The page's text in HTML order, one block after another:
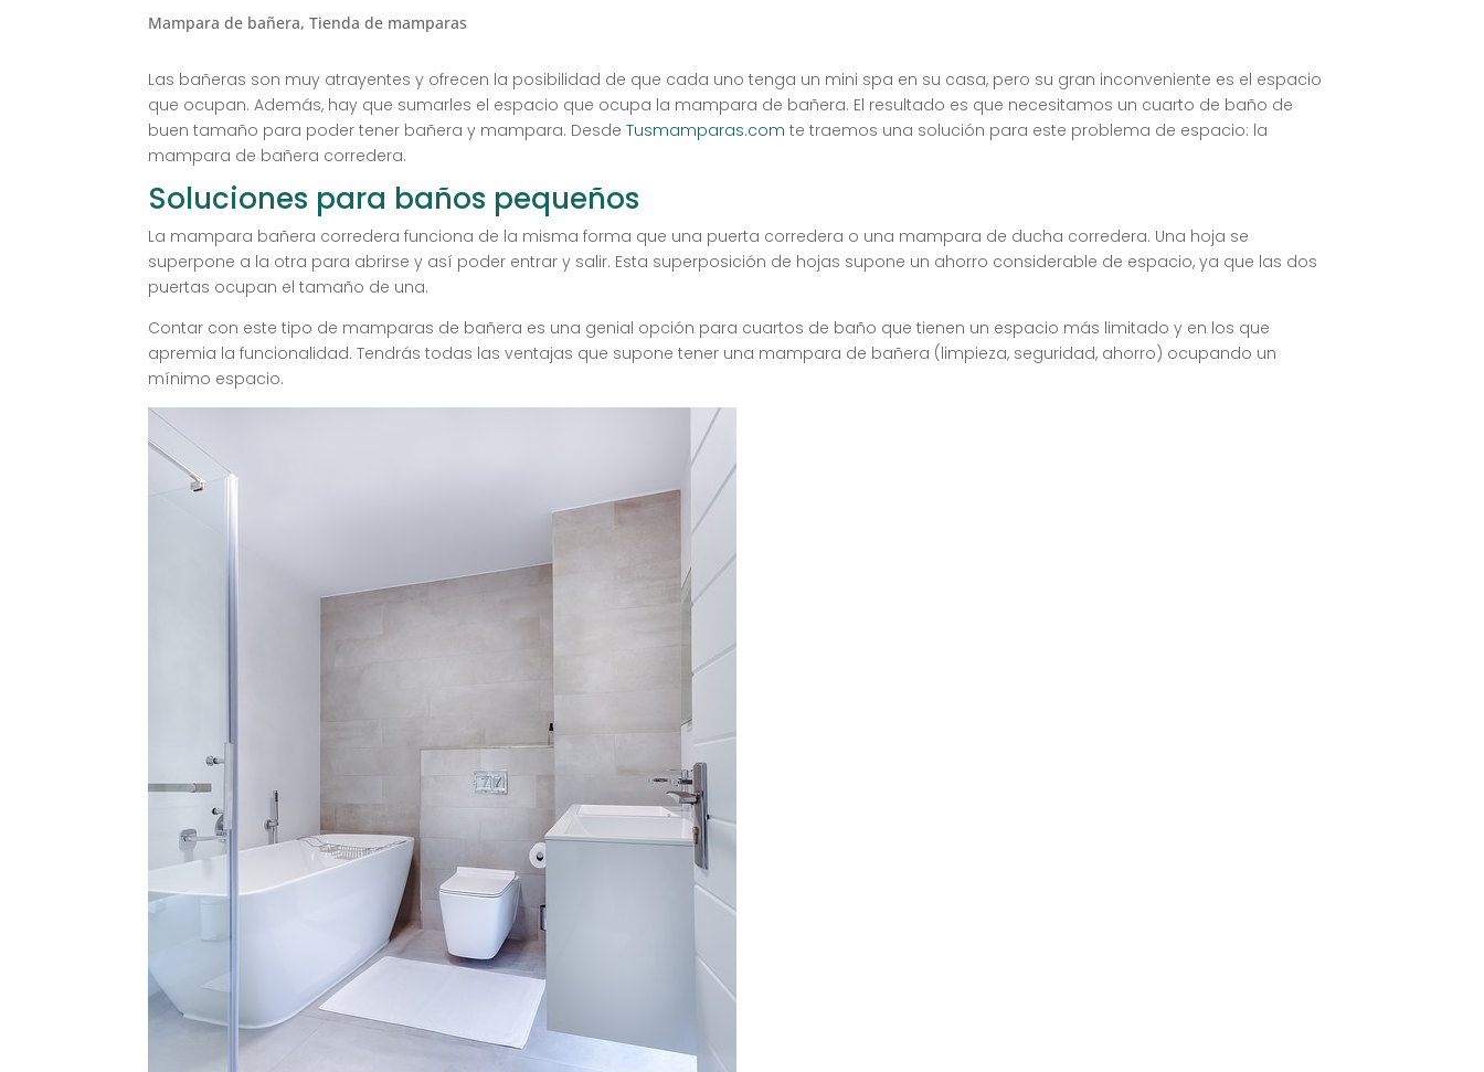
Mampara de bañera,Tienda de mamparas
Las bañeras son muy atrayentes y ofrecen la posibilidad de que cada uno tenga un mini spa en su casa, pero su gran inconveniente es el espacio
que ocupan. Además, hay que sumarles el espacio que ocupa la mampara de bañera. El resultado es que necesitamos un cuarto de baño de
buen tamaño para poder tener bañera y mampara. DesdeTusmamparas.com te traemos una solución para este problema de espacio: la
mampara de bañera corredera.
Soluciones para baños pequeños
La mampara bañera corredera funciona de la misma forma que una puerta corredera o una mampara de ducha corredera. Una hoja se
superpone a la otra para abrirse y así poder entrar y salir. Esta superposición de hojas supone un ahorro considerable de espacio, ya que las dos
puertas ocupan el tamaño de una.
Contar con este tipo de mamparas de bañera es una genial opción para cuartos de baño que tienen un espacio más limitado y en los que
apremia la funcionalidad. Tendrás todas las ventajas que supone tener una mampara de bañera (limpieza, seguridad, ahorro) ocupando un
mínimo espacio.